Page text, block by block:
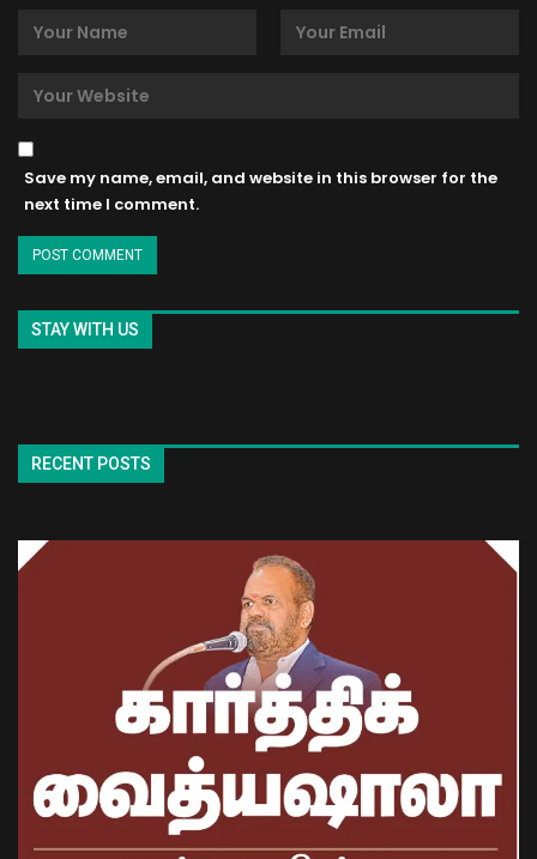
Save my name, email, and website in this browser for the
next time I comment.
STAY WITH US
RECENT POSTS